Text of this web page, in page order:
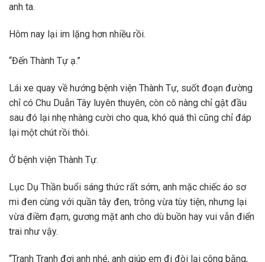
anh ta.
Hôm nay lại im lặng hơn nhiều rồi.
“Đến Thành Tự ạ.”
Lái xe quay về hướng bệnh viện Thành Tự, suốt đoạn đường
chỉ có Chu Duẫn Tây luyên thuyên, còn cô nàng chỉ gật đầu
sau đó lại nhẹ nhàng cười cho qua, khó quá thì cũng chỉ đáp
lại một chút rồi thôi.
Ở bệnh viện Thành Tự.
Lục Dụ Thần buổi sáng thức rất sớm, anh mặc chiếc áo sơ
mi đen cùng với quần tây đen, trông vừa tùy tiện, nhưng lại
vừa điềm đạm, gương mặt anh cho dù buồn hay vui vẫn điển
trai như vậy.
“Tranh Tranh đợi anh nhé, anh giúp em đi đòi lại công bằng,